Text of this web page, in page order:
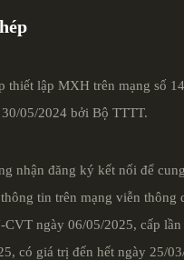
thiết lập MXH trên mạng số
05/2024 bởi Bộ TTTT.
nhận đăng ký kết nối để
tin trên mạng viễn thông
CVT ngày 06/05/2025, cấp lần
có giá trị đến hết ngày 25/